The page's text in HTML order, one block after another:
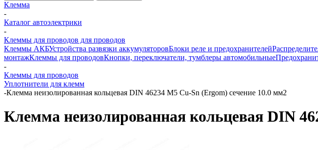
Клемма
-
Каталог автоэлектрики
-
Клеммы для проводов для проводов
Клеммы АКБУстройства развязки аккумуляторовБлоки реле и предохранителей
монтажКлеммы для проводовКнопки, переключатели, тумблеры автомобильные
-
Клеммы для проводов
Уплотнители для клемм
-Клемма неизолированная кольцевая DIN 46234 М5 Cu-Sn (Ergom) сечение 10.0 мм2
Клемма неизолированная кольцевая DIN